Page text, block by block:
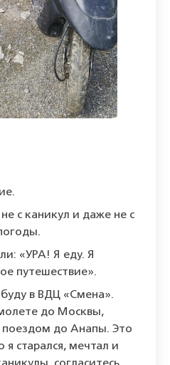
с каникул и даже не с
«УРА! Я еду. Я
путешествие».
в ВДЦ «Смена».
до Москвы,
поездом до Анапы. Это
я старался, мечтал и